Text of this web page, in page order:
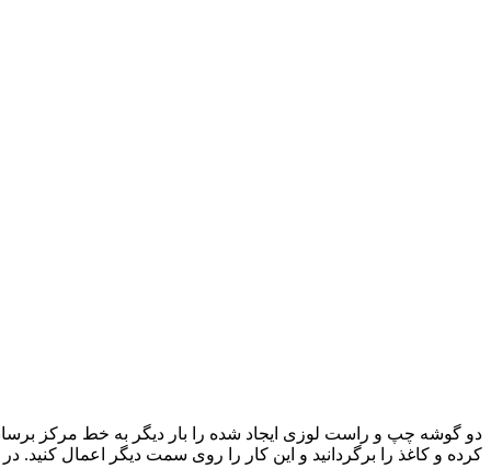
دو گوشه چپ و راست لوزی ایجاد شده را بار دیگر به خط مرکز
کرده و کاغذ را برگردانید و این کار را روی سمت دیگر اعمال کنید.